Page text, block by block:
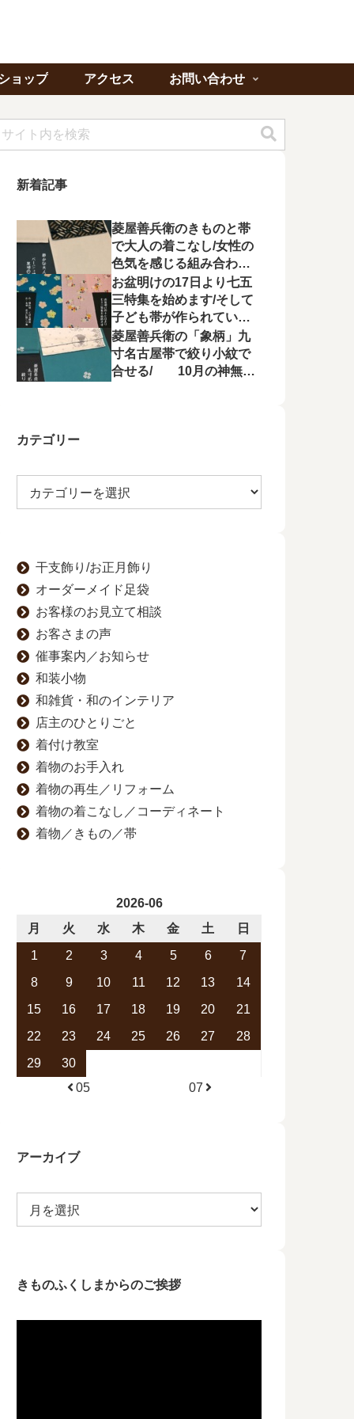
ョップ アクセス お問い合わせ
新着記事
菱屋善兵衛のきものと帯
で大人の着こなし/女性の
色気を感じる組み合わに
心が惹かれる
お盆明けの17日より七五
三特集を始めます/そして
子ども帯が作られてい状
況に不満を漏らす
菱屋善兵衛の「象柄」九
寸名古屋帯で絞り小紋で
合せる/ 10月の神無月
カテゴリー
干支飾り/お正月飾り
オーダーメイド足袋
お客様のお見立て相談
お客さまの声
催事案内／お知らせ
和装小物
和雑貨・和のインテリア
店主のひとりごと
着付け教室
着物のお手入れ
着物の再生／リフォーム
着物の着こなし／コーディネート
着物／きもの／帯
2026-06
月
火 水 木 金 土
日
1
2 3 4 5 6
7
8
9 10 11 12 13
14
15
16 17 18 19 20
21
22
23 24 25 26 27
28
29
30
05
07
アーカイブ
きものふくしまからのご挨拶